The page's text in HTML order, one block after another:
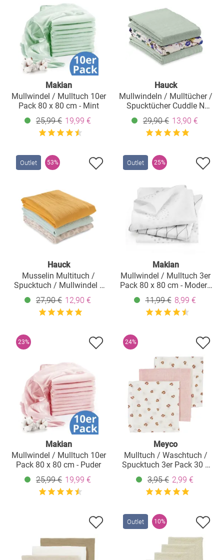
Makian
Mullwindel / Mulltuch 10er
Pack 80 x 80 cm - Mint
25,99 € 19,99 €
Hauck
Mullwindeln / Mulltücher /
Spucktücher Cuddle N
Clean - 3er Set 80 x 80 cm -
Sage / Beige / Floral
29,90 € 13,90 €
Outlet 53%
Hauck
Musselin Multituch /
Spucktuch / Mullwindel /
Pucktuch Cuddle N Clean
3er Set 80 x 80 cm - Honey
/ Mint / Leo Natural
27,90 € 12,90 €
Outlet 25%
Makian
Mullwindel / Mulltuch 3er
Pack 80 x 80 cm - Modern
Design - Grau Weiß
11,99 € 8,99 €
23%
Makian
Mullwindel / Mulltuch 10er
Pack 80 x 80 cm - Puder
25,99 € 19,99 €
24%
Meyco
Mulltuch / Waschtuch /
Spucktuch 3er Pack 30 x
30 cm - Mini Panther - Soft
Pink
3,95 € 2,99 €
Outlet 10%